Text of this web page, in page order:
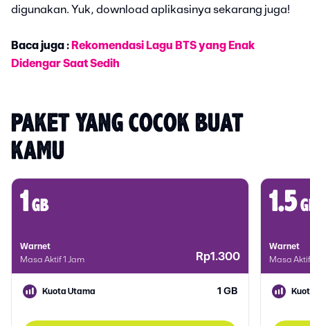
digunakan. Yuk, download aplikasinya sekarang juga!
Baca juga : Rekomendasi Lagu BTS yang Enak
Didengar Saat Sedih
PAKET YANG COCOK BUAT
KAMU
1 gb
Warnet
Masa Aktif 1 Jam
Rp1.300
Kuota Utama 1 GB
1.5
Warnet
Masa